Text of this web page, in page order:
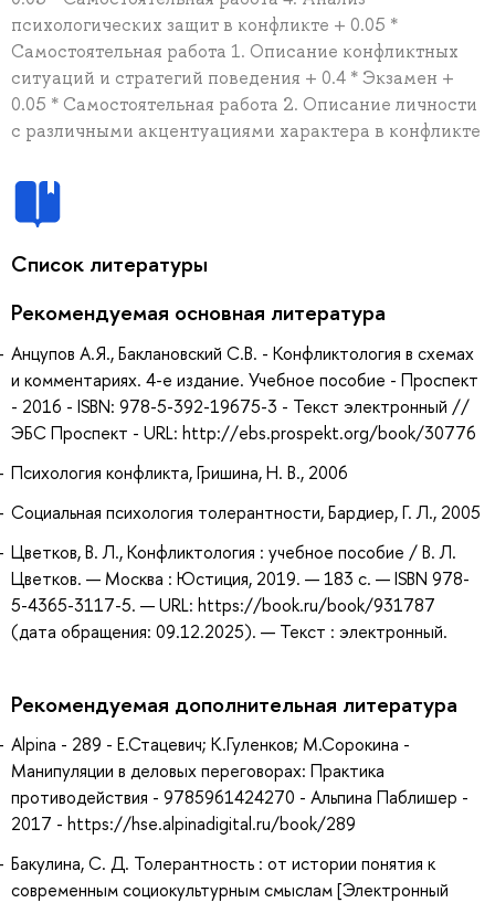
психологических защит в конфликте + 0.05 *
Самостоятельная работа 1. Описание конфликтных
ситуаций и стратегий поведения + 0.4 * Экзамен +
0.05 * Самостоятельная работа 2. Описание личности
с различными акцентуациями характера в конфликте
Список литературы
Рекомендуемая основная литература
Анцупов А.Я., Баклановский С.В. - Конфликтология в схемах
и комментариях. 4-е издание. Учебное пособие - Проспект
- 2016 - ISBN: 978-5-392-19675-3 - Текст электронный //
ЭБС Проспект - URL: http://ebs.prospekt.org/book/30776
Психология конфликта, Гришина, Н. В., 2006
Социальная психология толерантности, Бардиер, Г. Л., 2005
Цветков, В. Л., Конфликтология : учебное пособие / В. Л.
Цветков. — Москва : Юстиция, 2019. — 183 с. — ISBN 978-
5-4365-3117-5. — URL: https://book.ru/book/931787
(дата обращения: 09.12.2025). — Текст : электронный.
Рекомендуемая дополнительная литература
Alpina - 289 - Е.Стацевич; К.Гуленков; М.Сорокина -
Манипуляции в деловых переговорах: Практика
противодействия - 9785961424270 - Альпина Паблишер -
2017 - https://hse.alpinadigital.ru/book/289
Бакулина, С. Д. Толерантность : от истории понятия к
современным социокультурным смыслам [Электронный